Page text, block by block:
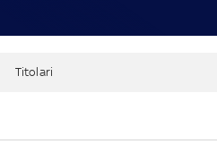
Titolari